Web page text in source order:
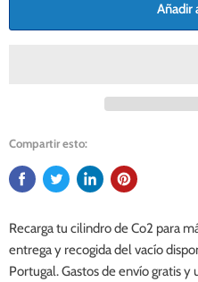
Añadir
Compartir esto:
Recarga tu cilindro de Co2 para
entrega y recogida del vacío
Portugal.Gastos de envío gratis y